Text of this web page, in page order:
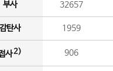
부사 32657
탄사 1959
사2) 906